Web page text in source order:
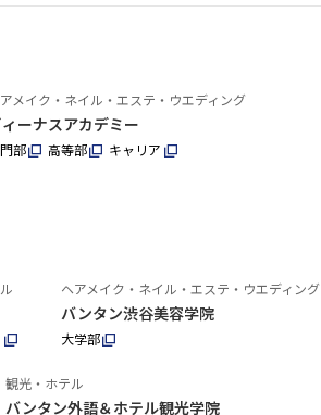
メイク・ネイル・エステ・ウエディング
ーナスアカデミー
部 高等部 キャリア
ヘアメイク・ネイル・エステ・ウエディング
バンタン渋谷美容学院
大学部
観光・ホテル
バンタン外語＆ホテル観光学院